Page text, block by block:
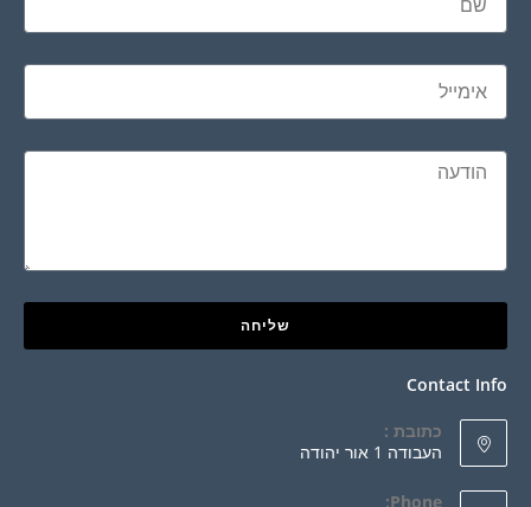
שליחה
Contact Info
כתובת :
העבודה 1 אור יהודה
Phone: